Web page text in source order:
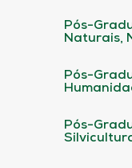
Pós-
Naturais,
Pós-
Pós-